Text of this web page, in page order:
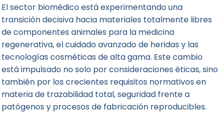
El sector biomédico está experimentando una
transición decisiva hacia materiales totalmente libres
de componentes animales para la medicina
regenerativa, el cuidado avanzado de heridas y las
tecnologías cosméticas de alta gama. Este cambio
está impulsado no solo por consideraciones éticas, sino
también por los crecientes requisitos normativos en
materia de trazabilidad total, seguridad frente a
patógenos y procesos de fabricación reproducibles.